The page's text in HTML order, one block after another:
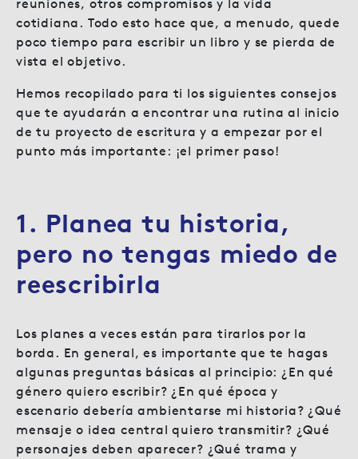
reuniones, otros compromisos y la vida
cotidiana. Todo esto hace que, a menudo, quede
poco tiempo para escribir un libro y se pierda de
vista el objetivo.
Hemos recopilado para ti los siguientes consejos
que te ayudarán a encontrar una rutina al inicio
de tu proyecto de escritura y a empezar por el
punto más importante: ¡el primer paso!
1. Planea tu historia,
pero no tengas miedo de
reescribirla
Los planes a veces están para tirarlos por la
borda. En general, es importante que te hagas
algunas preguntas básicas al principio: ¿En qué
género quiero escribir? ¿En qué época y
escenario debería ambientarse mi historia? ¿Qué
mensaje o idea central quiero transmitir? ¿Qué
personajes deben aparecer? ¿Qué trama y